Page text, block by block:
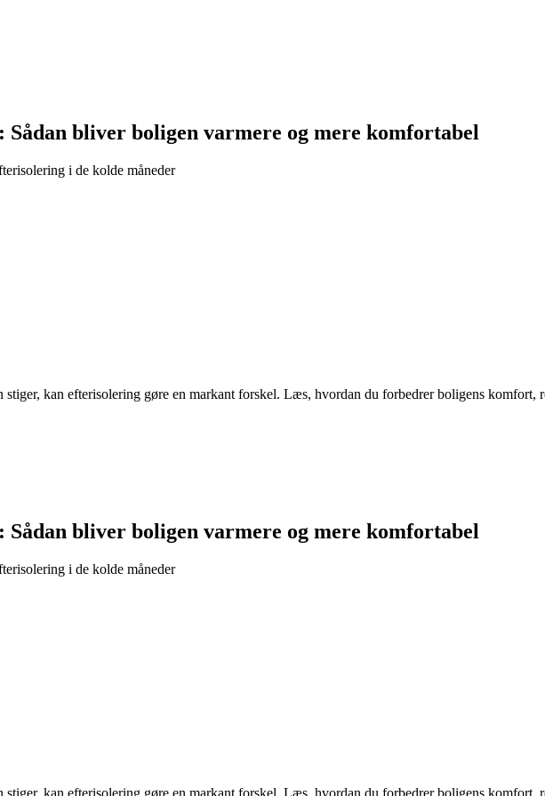
bliver boligen varmere og mere komfortabel
i de kolde måneder
stiger, kan efterisolering gøre en markant forskel. Læs, hvordan du forbedrer boligens
bliver boligen varmere og mere komfortabel
i de kolde måneder
stiger, kan efterisolering gøre en markant forskel. Læs, hvordan du forbedrer boligens